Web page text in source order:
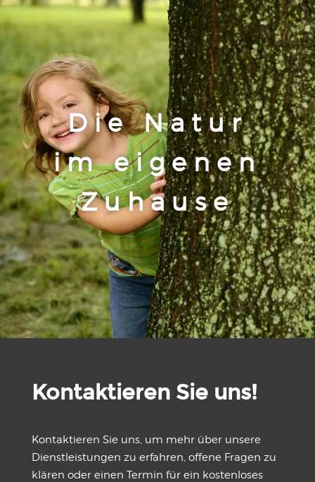
Die Natur
im eigenen
Zuhause
Kontaktieren Sie uns!
Kontaktieren Sie uns, um mehr über unsere
Dienstleistungen zu erfahren, offene Fragen zu
klären oder einen Termin für ein kostenloses